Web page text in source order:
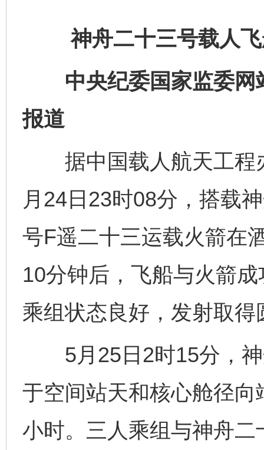
神舟二十三号载人飞
中央纪委国家监委网
报道
据中国载人航天工程
月24日23时08分，搭载
号F遥二十三运载火箭在
10分钟后，飞船与火箭
乘组状态良好，发射取得
5月25日2时15分，神
于空间站天和核心舱径
小时。三人乘组与神舟